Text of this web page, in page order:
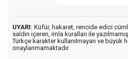
UYARI: Küfür, hakaret, rencide edici
saldırı içeren, imla kuralları ile
Türkçe karakter kullanılmayan ve büyük
onaylanmamaktadır.